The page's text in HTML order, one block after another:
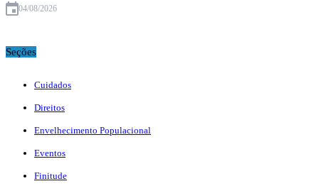
04/08/2026
Seções
Cuidados
Direitos
Envelhecimento Populacional
Eventos
Finitude